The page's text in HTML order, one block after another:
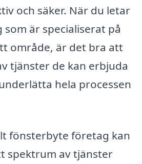
och säker. När du letar
är specialiserat på
område, är det bra att
tjänster de kan erbjuda
hela processen
fönsterbyte företag kan
spektrum av tjänster